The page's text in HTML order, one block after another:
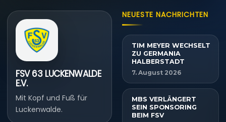
FSV 63 LUCKENWALDE
E.V.
Mit Kopf und Fuß für
Luckenwalde.
NEUESTE NACHRICHTEN
TIM MEYER WECHSELT
ZU GERMANIA
HALBERSTADT
7. August 2026
MBS VERLÄNGERT
SEIN SPONSORING
BEIM FSV